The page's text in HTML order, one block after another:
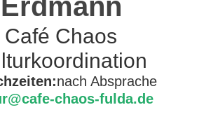
Café Chaos
nach Absprache
chaos-fulda.de